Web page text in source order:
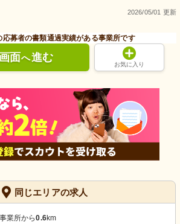
2026/05/01 更新
応募者の書類通過実績がある事業所です
面へ進む
お気に入り
同じエリアの求人
業所から0.6km